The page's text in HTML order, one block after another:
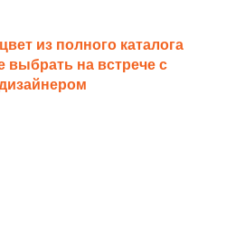
из полного каталога
выбрать на встрече с